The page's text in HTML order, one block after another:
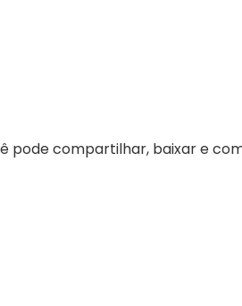
pode compartilhar, baixar e